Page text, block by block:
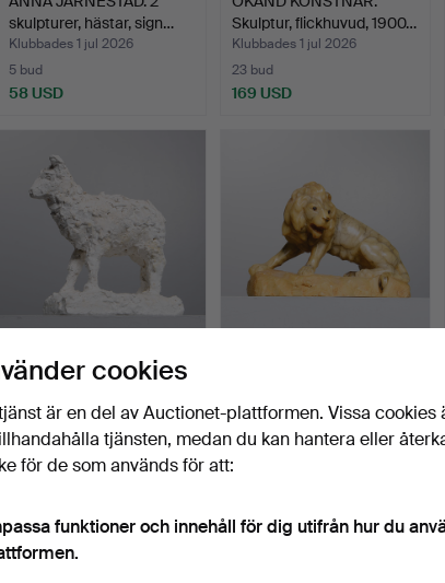
skulpturer, hästar, sign…
Klubbades 1 jul 2026
5 bud
58 USD
Skulptur, flickhuvud, 1900…
Klubbades 1 jul 2026
23 bud
169 USD
MARIANNE LUNDBLAD.
Skulptur, lamm, 1900-ta…
Klubbades 26 jun 2026
1 bud
32 USD
Klubbades 16 jun 2026
4 bud
cookies
är en del av Auctionet-plattformen. Vissa cookies
tjänsten, medan du kan hantera eller
för de som används för att:
funktioner och innehåll för dig utifrån hur du